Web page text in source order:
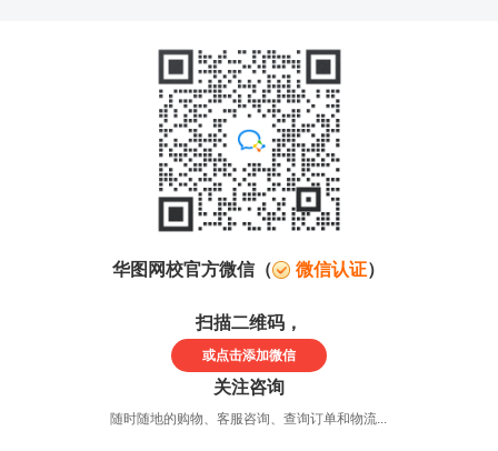
华图网校官方微信（ 微信认证）
扫描二维码，
或点击添加微信
关注咨询
随时随地的购物、客服咨询、查询订单和物流...